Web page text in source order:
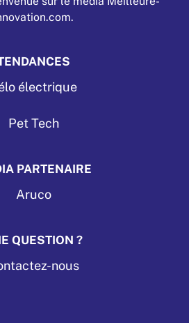
électrique
Pet Tech
PARTENAIRE
Aruco
QUESTION ?
nous